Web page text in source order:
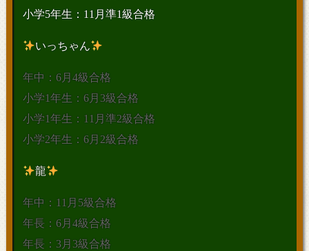
小学5年生：11月準1級合格
いっちゃん
年中：6月4級合格
小学1年生：6月3級合格
小学1年生：11月準2級合格
小学2年生：6月2級合格
龍
年中：11月5級合格
年長：6月4級合格
年長：3月3級合格